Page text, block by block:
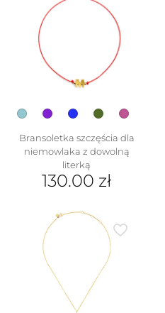
Bransoletka szczęścia dla
niemowlaka z dowolną
literką
130.00 zł
produkt
wariantów.
Opcje
można
wybrać
na